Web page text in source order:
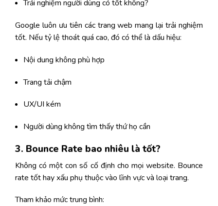
Trải nghiệm người dùng có tốt không?
Google luôn ưu tiên các trang web mang lại trải nghiệm
tốt. Nếu tỷ lệ thoát quá cao, đó có thể là dấu hiệu:
Nội dung không phù hợp
Trang tải chậm
UX/UI kém
Người dùng không tìm thấy thứ họ cần
3. Bounce Rate bao nhiêu là tốt?
Không có một con số cố định cho mọi website. Bounce
rate tốt hay xấu phụ thuộc vào lĩnh vực và loại trang.
Tham khảo mức trung bình: